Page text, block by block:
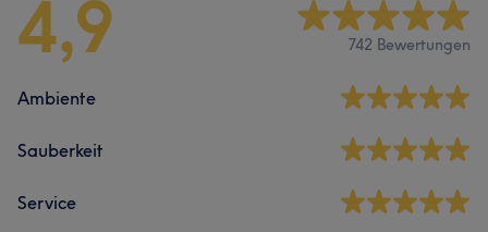
4,9 742 Bewertungen
Ambiente
Sauberkeit
Service